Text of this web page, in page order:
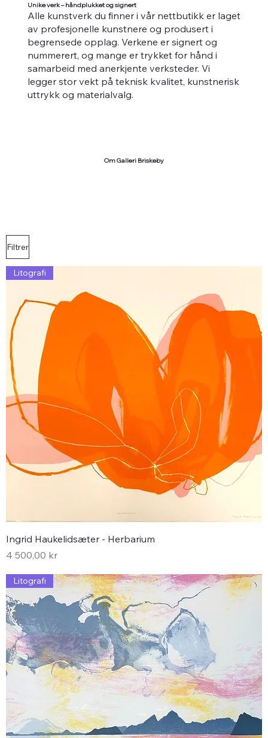
Filtrer
Litografi
Ingrid Haukelidsæter - Herbarium
Pris
4 500,00 kr
Litografi
Unike verk – håndplukket og signert
Alle kunstverk du finner i vår nettbutikk er laget
av profesjonelle kunstnere og produsert i
begrensede opplag. Verkene er signert og
nummerert, og mange er trykket for hånd i
samarbeid med anerkjente verksteder. Vi
legger stor vekt på teknisk kvalitet, kunstnerisk
uttrykk og materialvalg.
Om Galleri Briskeby